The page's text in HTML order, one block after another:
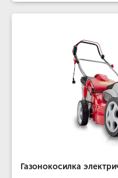
Газонокосилка